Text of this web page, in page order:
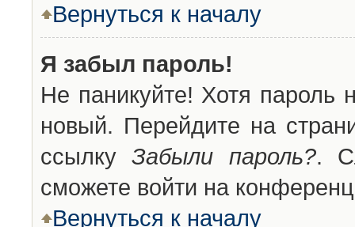
Вернуться к началу
Я забыл пароль!
Не паникуйте! Хотя пароль
новый. Перейдите на
ссылкуЗабыли пароль?.
сможете войти на
Вернуться к началу